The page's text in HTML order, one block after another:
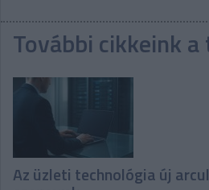
További cikkeink a
Az üzleti technológia új